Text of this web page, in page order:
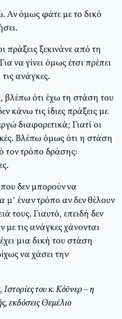
Αν όμως φάτε με το δικό
πράξεις ξεκινάνε από τη
να γίνει όμως έτσι πρέπει
ανάγκες.
βλέπω ότι έχω τη στάση του
κάνω τις ίδιες πράξεις με
διαφορετικά; Γιατί οι
Βλέπω όμως ότι η στάση
τον τρόπο δράσης:
δεν μπορούν να
έναν τρόπο αν δεν θέλουν
τους. Γιαυτό, επειδή δεν
τις ανάγκες χάνονται
μια δική του στάση
να χάσει την
του κ. Κόϋνερ – η
εκδόσεις Θεμέλιο